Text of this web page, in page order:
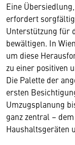
Eine
erfordert
Unterstützung für
bewältigen. In
um diese
zu einer positiven
Die Palette der
ersten
Umzugsplanung
ganz zentral –
Haushaltsgeräten